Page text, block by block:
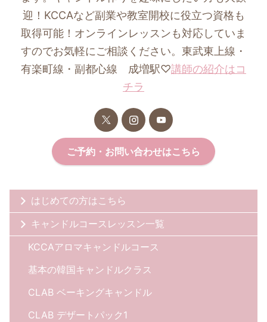
迎！KCCAなど副業や教室開校に役立つ資格も
取得可能！オンラインレッスンも対応していま
すのでお気軽にご相談ください。東武東上線・
有楽町線・副都心線 成増駅♡講師の紹介はコ
チラ
ご予約・お問い合わせはこちら
はじめての方はこちら
キャンドルコースレッスン一覧
KCCAアロマキャンドルコース
基本の韓国キャンドルクラス
CLAB ベーキングキャンドル
CLAB デザートパック1